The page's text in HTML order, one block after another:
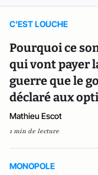
C'EST LOUCHE
Pourquoi ce
qui vont payer
guerre que le
déclaré aux
Mathieu Escot
1 min de lecture
MONOPOLE